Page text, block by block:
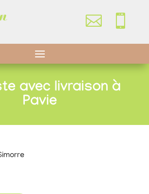
 
avec livraison à
Pavie